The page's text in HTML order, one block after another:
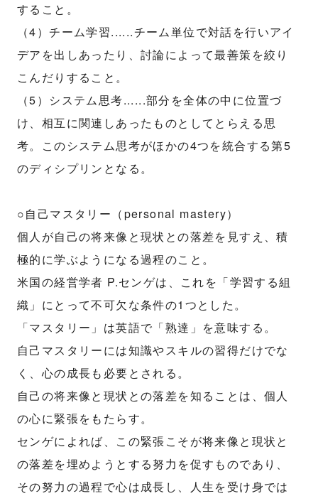
すること。
（4）チーム学習......チーム単位で対話を行いアイ
デアを出しあったり、討論によって最善策を絞り
こんだりすること。
（5）システム思考......部分を全体の中に位置づ
け、相互に関連しあったものとしてとらえる思
考。このシステム思考がほかの4つを統合する第5
のディシプリンとなる。
○自己マスタリー（personal mastery）
個人が自己の将来像と現状との落差を見すえ、積
極的に学ぶようになる過程のこと。
米国の経営学者 P.センゲは、これを「学習する組
織」にとって不可欠な条件の1つとした。
「マスタリー」は英語で「熟達」を意味する。
自己マスタリーには知識やスキルの習得だけでな
く、心の成長も必要とされる。
自己の将来像と現状との落差を知ることは、個人
の心に緊張をもたらす。
センゲによれば、この緊張こそが将来像と現状と
の落差を埋めようとする努力を促すものであり、
その努力の過程で心は成長し、人生を受け身では